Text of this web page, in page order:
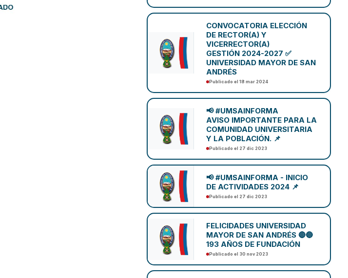
CONVOCATORIA ELECCIÓN
DE RECTOR(A) Y
VICERRECTOR(A)
GESTIÓN 2024-2027 ✅
UNIVERSIDAD MAYOR DE SAN
ANDRÉS
Publicado el 18 mar 2024
📢 #UMSAINFORMA
AVISO IMPORTANTE PARA LA
COMUNIDAD UNIVERSITARIA
Y LA POBLACIÓN. 📌
Publicado el 27 dic 2023
📢 #UMSAINFORMA - INICIO
DE ACTIVIDADES 2024 📌
Publicado el 27 dic 2023
FELICIDADES UNIVERSIDAD
MAYOR DE SAN ANDRÉS 🔴🔵
193 AÑOS DE FUNDACIÓN
Publicado el 30 nov 2023